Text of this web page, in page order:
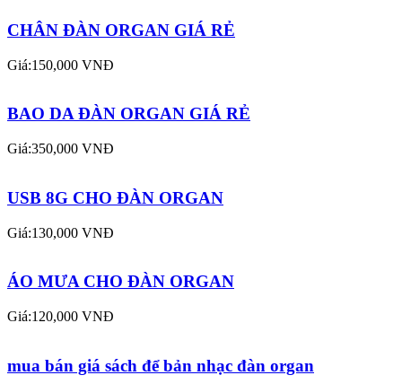
CHÂN ĐÀN ORGAN GIÁ RẺ
Giá:150,000 VNĐ
BAO DA ĐÀN ORGAN GIÁ RẺ
Giá:350,000 VNĐ
USB 8G CHO ĐÀN ORGAN
Giá:130,000 VNĐ
ÁO MƯA CHO ĐÀN ORGAN
Giá:120,000 VNĐ
mua bán giá sách để bản nhạc đàn organ